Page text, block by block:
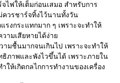
ไฟให้เต็มก่อนเสมอ สำหรับการ
ควรชาร์จทิ้งไว้นานทั้งวัน
แรงกระแทกมาก ๆ เพราะจะทำให้
ามเสียหายได้ง่าย
มชื้นมากจนเกินไป เพราะจะทำให้
ธิภาพและพังไวขึ้นได้ เพราะภายใน
ให้เกิดกลไกการทำงานของเครื่อง